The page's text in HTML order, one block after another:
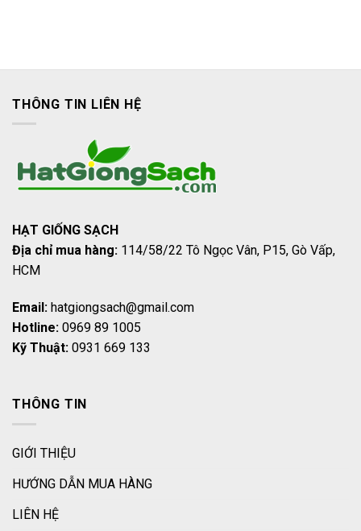
THÔNG TIN LIÊN HỆ
HẠT GIỐNG SẠCH
Địa chỉ mua hàng: 114/58/22 Tô Ngọc Vân, P15, Gò Vấp,
HCM
Email: hatgiongsach@gmail.com
Hotline: 0969 89 1005
Kỹ Thuật: 0931 669 133
THÔNG TIN
GIỚI THIỆU
HƯỚNG DẪN MUA HÀNG
LIÊN HỆ